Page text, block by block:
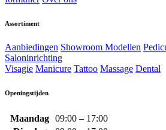
Assortiment
Aanbiedingen Showroom Modellen
Saloninrichting
Visagie Manicure Tattoo Massage Dental
Openingstijden
Maandag 09:00 – 17:00